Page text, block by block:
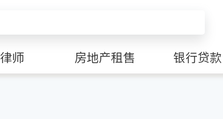
律师 房地产租售 银行贷款